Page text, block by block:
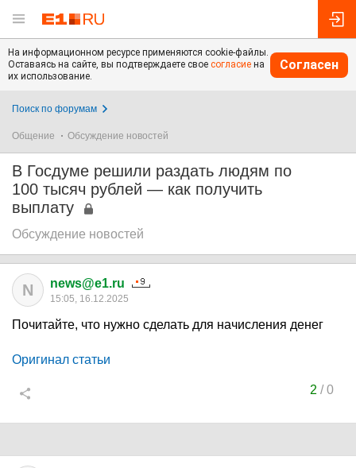
На информационном ресурсе применяются cookie-файлы.
Оставаясь на сайте, вы подтверждаете свое согласие на
их использование.
Согласен
Поиск по форумам
Общение Обсуждение новостей
В Госдуме решили раздать людям по
100 тысяч рублей — как получить
выплату
Обсуждение новостей
N news@e1.ru
15:05, 16.12.2025
Почитайте, что нужно сделать для начисления денег
Оригинал статьи
2 /0